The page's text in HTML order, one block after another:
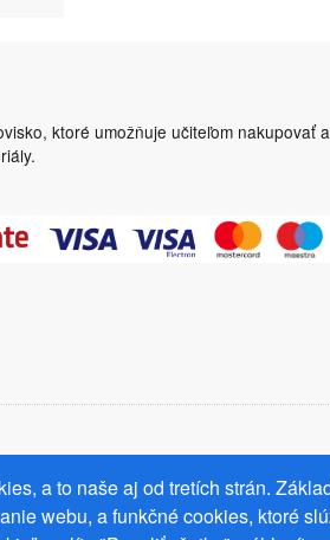
ktoré umožňuje učiteľom nakupovať
a to naše aj od tretích strán.
webu, a funkčné cookies, ktoré